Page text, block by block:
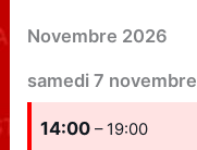
Novembre 2026
samedi 7 novembre
14:00– 19:00